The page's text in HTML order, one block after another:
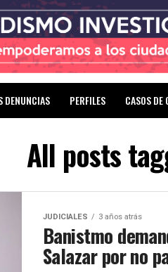
DENUNCIAS PERFILES CASOS DE
All posts
JUDICIALES 3 años atrás
Banistmo
Salazar por no